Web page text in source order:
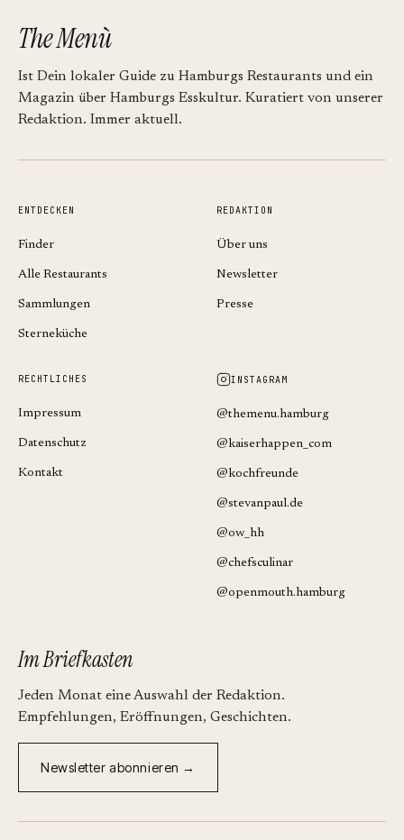
The Menù
Ist Dein lokaler Guide zu Hamburgs Restaurants und ein
Magazin über Hamburgs Esskultur. Kuratiert von unserer
Redaktion. Immer aktuell.
ENTDECKEN
Finder
Alle Restaurants
Sammlungen
Sterneküche
REDAKTION
Über uns
Newsletter
Presse
RECHTLICHES
Impressum
Datenschutz
Kontakt
INSTAGRAM
@themenu.hamburg
@kaiserhappen_com
@kochfreunde
@stevanpaul.de
@ow_hh
@chefsculinar
@openmouth.hamburg
Im Briefkasten
Jeden Monat eine Auswahl der Redaktion.
Empfehlungen, Eröffnungen, Geschichten.
Newsletter abonnieren →